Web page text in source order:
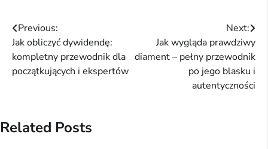
Nawigacja
wpisu
Previous:
Jak obliczyć dywidendę:
kompletny przewodnik dla
początkujących i ekspertów
Next:
Jak wygląda prawdziwy
diament – pełny przewodnik
po jego blasku i
autentyczności
Related Posts